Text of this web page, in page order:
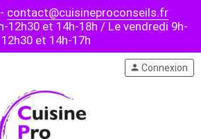
contact@cuisineproconseils.fr
12h30 et 14h-18h / Le vendredi 9h-
12h30 et 14h-17h
person Connexion